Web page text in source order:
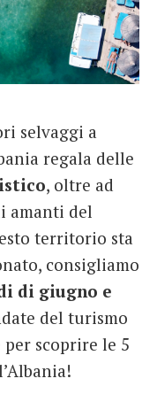
selvaggi a
regala delle
, oltre ad
amanti del
territorio sta
consigliamo
di giugno e
del turismo
per scoprire le 5